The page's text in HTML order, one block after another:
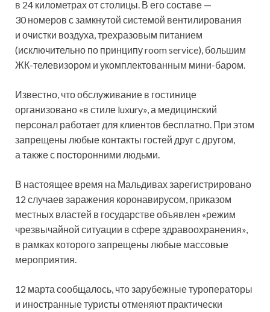
в 24 километрах от столицы. В его составе —
30 номеров с замкнутой системой вентилирования
и очистки воздуха, трехразовым питанием
(исключительно по принципу room service), большим
ЖК-телевизором и укомплектованным мини-баром.
Известно, что обслуживание в гостинице
организовано «в стиле luxury», а медицинский
персонал работает для клиентов бесплатно. При этом
запрещены любые контакты гостей друг с другом,
а также с посторонними людьми.
В настоящее время на Мальдивах зарегистрировано
12 случаев заражения коронавирусом, приказом
местных властей в государстве объявлен «режим
чрезвычайной ситуации в сфере здравоохранения»,
в рамках которого запрещены любые массовые
мероприятия.
12 марта сообщалось, что зарубежные туроператоры
и иностранные туристы отменяют практически